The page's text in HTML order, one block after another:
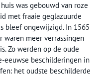
was gebouwd van roze
met fraaie geglazuurde
bleef ongewijzigd. In 1565
waren meer verrassingen
Zo werden op de oude
eeuwse beschilderingen in
het oudste beschilderde